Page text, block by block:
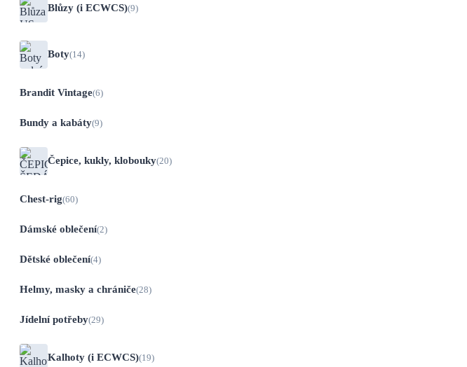
Blůzy (i ECWCS)(9)
Boty(14)
Brandit Vintage(6)
Bundy a kabáty(9)
Čepice, kukly, klobouky(20)
Chest-rig(60)
Dámské oblečení(2)
Dětské oblečení(4)
Helmy, masky a chrániče(28)
Jídelní potřeby(29)
Kalhoty (i ECWCS)(19)